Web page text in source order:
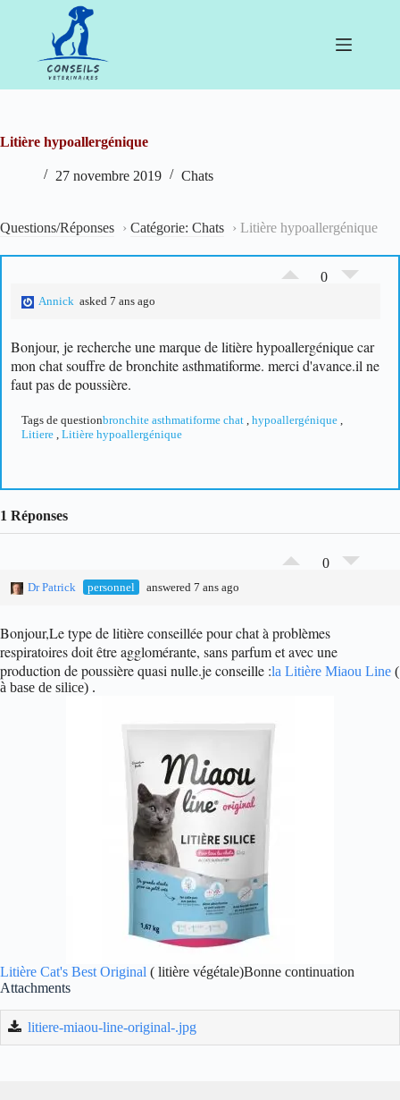
Litière hypoallergénique
27 novembre 2019 Chats
Questions/Réponses › Catégorie: Chats › Litière hypoallergénique
0
Annick asked 7 ans ago
Bonjour, je recherche une marque de litière hypoallergénique car
mon chat souffre de bronchite asthmatiforme. merci d'avance.il ne
faut pas de poussière.
Tags de questionbronchite asthmatiforme chat , hypoallergénique ,
Litiere , Litière hypoallergénique
1 Réponses
0
Dr Patrick personnel answered 7 ans ago
Bonjour,Le type de litière conseillée pour chat à problèmes
respiratoires doit être agglomérante, sans parfum et avec une
production de poussière quasi nulle.je conseille :la Litière Miaou Line (
à base de silice) .
Litière Cat's Best Original ( litière végétale)Bonne continuation
Attachments
litiere-miaou-line-original-.jpg